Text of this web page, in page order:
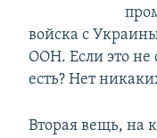
войска с
ООН. Если это не
есть? Нет
Вторая вещь, на